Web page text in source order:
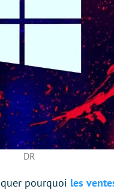
DR
pourquoi les